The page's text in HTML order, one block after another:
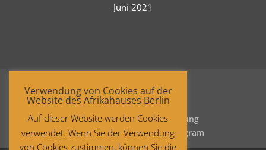
Juni 2021
Startseite
Datenschutzerklärung
Impressum
Facebook Instagram
Verwendung von Cookies auf der
Website des Afrikahauses Berlin
Auf dieser Website werden Cookies
verwendet. Wenn Sie der Verwendung
von Cookies zustimmen, können Sie die